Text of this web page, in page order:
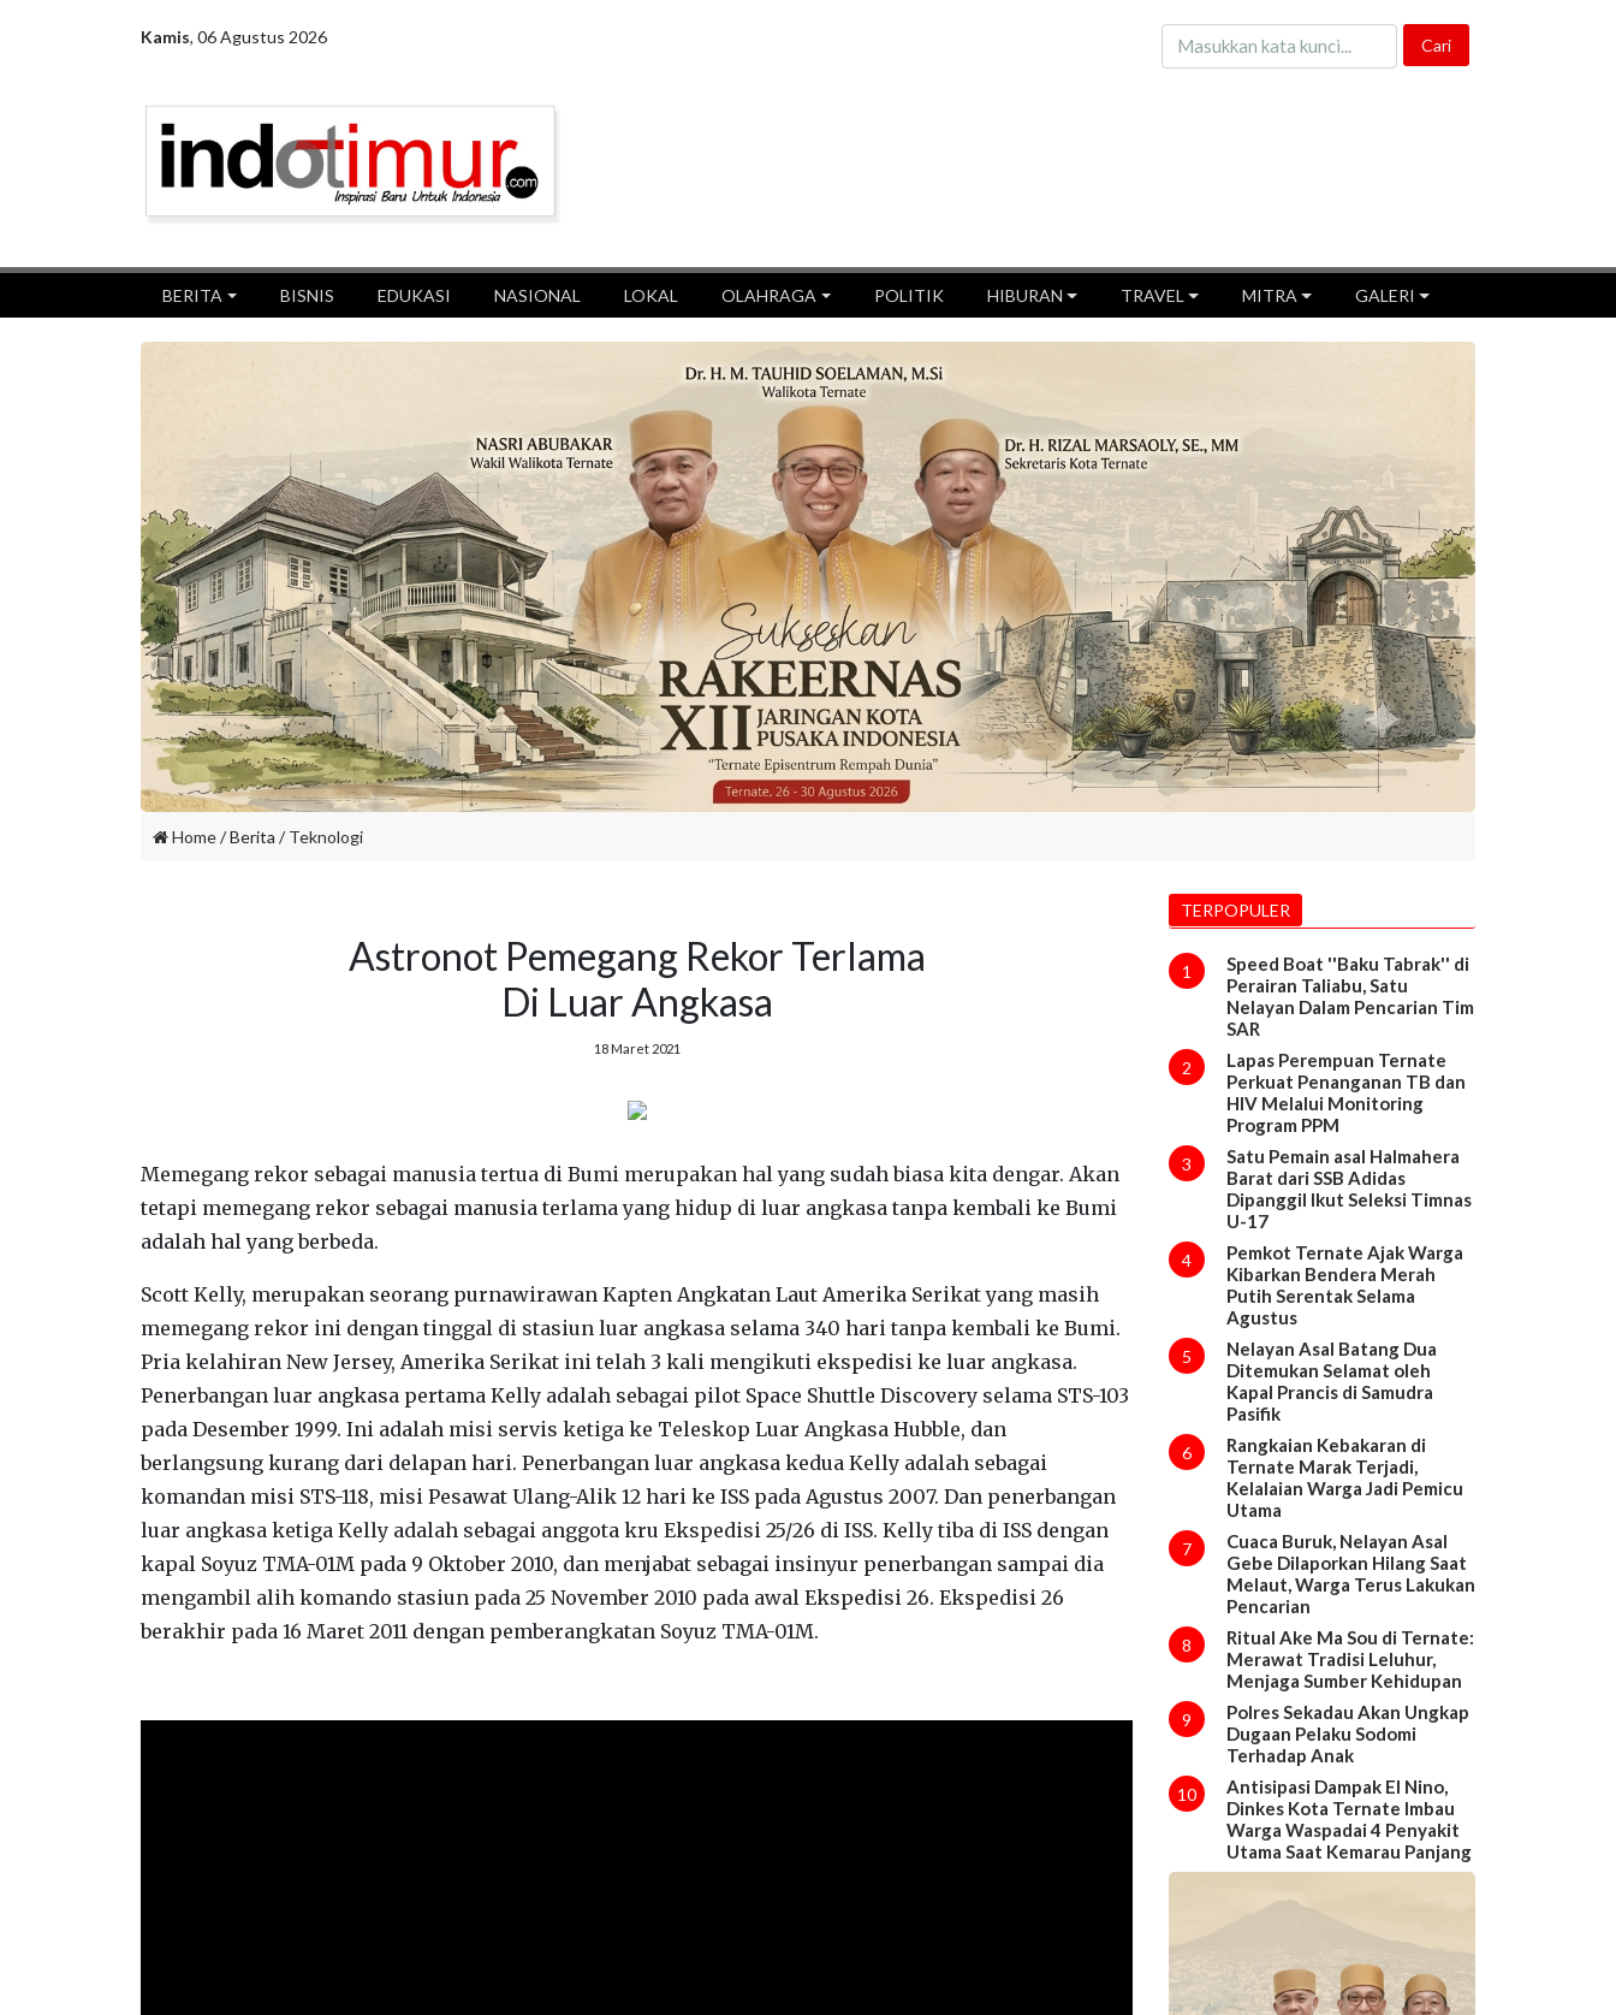
Kamis, 06 Agustus 2026
BERITA BISNIS EDUKASI NASIONAL LOKAL OLAHRAGA POLITIK HIBURAN TRAVEL MITRA GALERI
Home/ Berita /Teknologi
Astronot Pemegang Rekor Terlama
Di Luar Angkasa
18 Maret 2021
Memegang rekor sebagai manusia tertua di Bumi merupakan hal yang sudah biasa kita dengar. Akan
tetapi memegang rekor sebagai manusia terlama yang hidup di luar angkasa tanpa kembali ke Bumi
adalah hal yang berbeda.
Scott Kelly, merupakan seorang purnawirawan Kapten Angkatan Laut Amerika Serikat yang masih
memegang rekor ini dengan tinggal di stasiun luar angkasa selama 340 hari tanpa kembali ke Bumi.
Pria kelahiran New Jersey, Amerika Serikat ini telah 3 kali mengikuti ekspedisi ke luar angkasa.
Penerbangan luar angkasa pertama Kelly adalah sebagai pilot Space Shuttle Discovery selama STS-103
pada Desember 1999. Ini adalah misi servis ketiga ke Teleskop Luar Angkasa Hubble, dan
berlangsung kurang dari delapan hari. Penerbangan luar angkasa kedua Kelly adalah sebagai
komandan misi STS-118, misi Pesawat Ulang-Alik 12 hari ke ISS pada Agustus 2007. Dan penerbangan
luar angkasa ketiga Kelly adalah sebagai anggota kru Ekspedisi 25/26 di ISS. Kelly tiba di ISS dengan
kapal Soyuz TMA-01M pada 9 Oktober 2010, dan menjabat sebagai insinyur penerbangan sampai dia
mengambil alih komando stasiun pada 25 November 2010 pada awal Ekspedisi 26. Ekspedisi 26
berakhir pada 16 Maret 2011 dengan pemberangkatan Soyuz TMA-01M.
TERPOPULER
1
Speed Boat ''Baku Tabrak'' di
Perairan Taliabu, Satu
Nelayan Dalam Pencarian Tim
SAR
2
Lapas Perempuan Ternate
Perkuat Penanganan TB dan
HIV Melalui Monitoring
Program PPM
3
Satu Pemain asal Halmahera
Barat dari SSB Adidas
Dipanggil Ikut Seleksi Timnas
U-17
4
Pemkot Ternate Ajak Warga
Kibarkan Bendera Merah
Putih Serentak Selama
Agustus
5
Nelayan Asal Batang Dua
Ditemukan Selamat oleh
Kapal Prancis di Samudra
Pasifik
6
Rangkaian Kebakaran di
Ternate Marak Terjadi,
Kelalaian Warga Jadi Pemicu
Utama
7
Cuaca Buruk, Nelayan Asal
Gebe Dilaporkan Hilang Saat
Melaut, Warga Terus Lakukan
Pencarian
8
Ritual Ake Ma Sou di Ternate:
Merawat Tradisi Leluhur,
Menjaga Sumber Kehidupan
9
Polres Sekadau Akan Ungkap
Dugaan Pelaku Sodomi
Terhadap Anak
10
Antisipasi Dampak El Nino,
Dinkes Kota Ternate Imbau
Warga Waspadai 4 Penyakit
Utama Saat Kemarau Panjang